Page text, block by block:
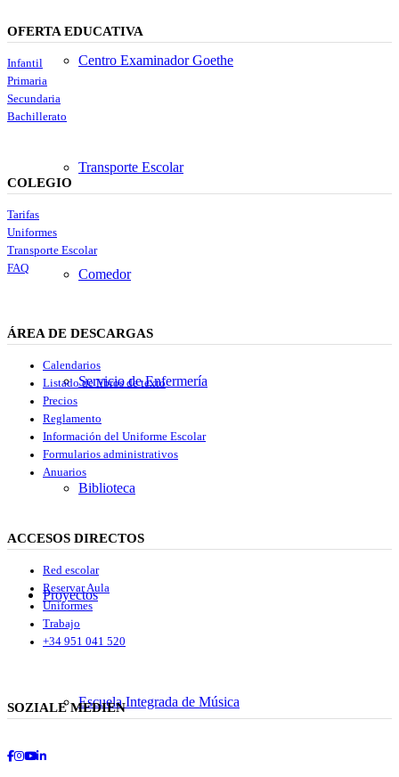
Centro Examinador Goethe
Transporte Escolar
Comedor
Servicio de Enfermería
Biblioteca
Proyectos
Escuela Integrada de Música
OFERTA EDUCATIVA
Infantil
Primaria
Secundaria
Bachillerato
COLEGIO
Tarifas
Uniformes
Transporte Escolar
FAQ
ÁREA DE DESCARGAS
Calendarios
Listado de libros de texto
Precios
Reglamento
Información del Uniforme Escolar
Formularios administrativos
Anuarios
ACCESOS DIRECTOS
Red escolar
Reservar Aula
Uniformes
Trabajo
+34 951 041 520
SOZIALE MEDIEN